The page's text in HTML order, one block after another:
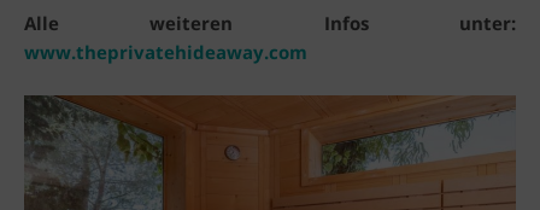
Alle weiteren Infos unter:
www.theprivatehideaway.com